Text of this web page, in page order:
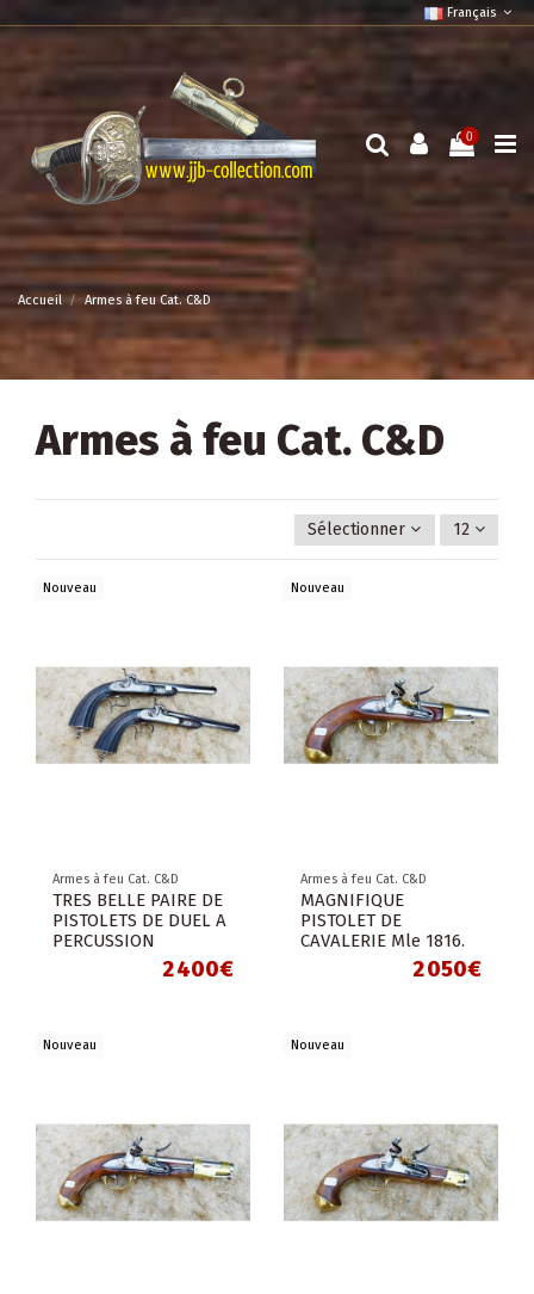
Français
0
Accueil Armes à feu Cat. C&D
Armes à feu Cat. C&D
Sélectionner 12
Nouveau
Armes à feu Cat. C&D
TRES BELLE PAIRE DE
PISTOLETS DE DUEL A
PERCUSSION
2 400€
Nouveau
Armes à feu Cat. C&D
MAGNIFIQUE
PISTOLET DE
CAVALERIE Mle 1816.
2 050€
Nouveau Nouveau